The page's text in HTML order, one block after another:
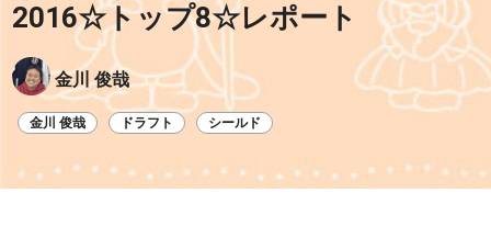
2016☆トップ8☆レポート
金川 俊哉
金川 俊哉 ドラフト シールド